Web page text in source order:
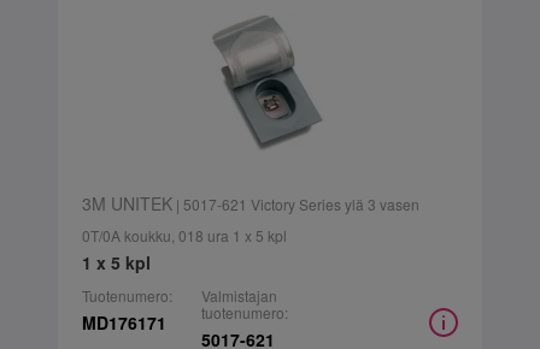
3M UNITEK| 5017-621 Victory Series ylä 3 vasen
0T/0A koukku, 018 ura 1 x 5 kpl
1 x 5 kpl
Tuotenumero:
MD176171
Valmistajan
tuotenumero:
5017-621